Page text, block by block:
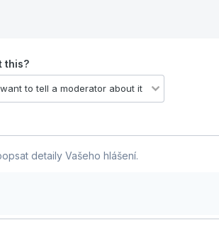
this?
detaily Vašeho hlášení.